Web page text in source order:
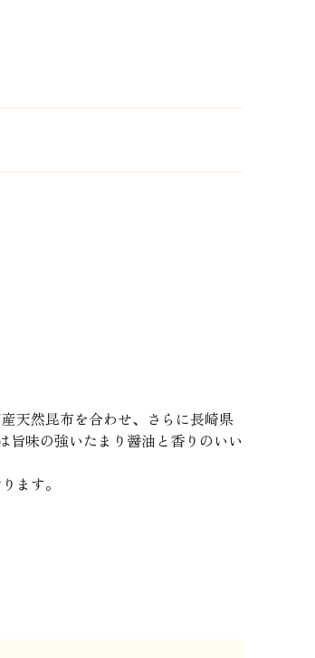
天然昆布を合わせ、さらに長崎県
味の強いたまり醤油と香りのいい
ます。